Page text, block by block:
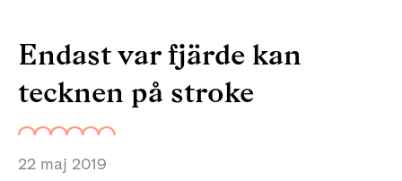
Endast var fjärde kan
tecknen på stroke
22 maj 2019